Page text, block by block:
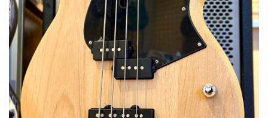
ドラム パーカッション
キーボード 電子ピアノ
管楽器 その他楽器